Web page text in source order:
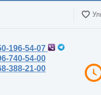
196-54-07
740-54-00
388-21-00